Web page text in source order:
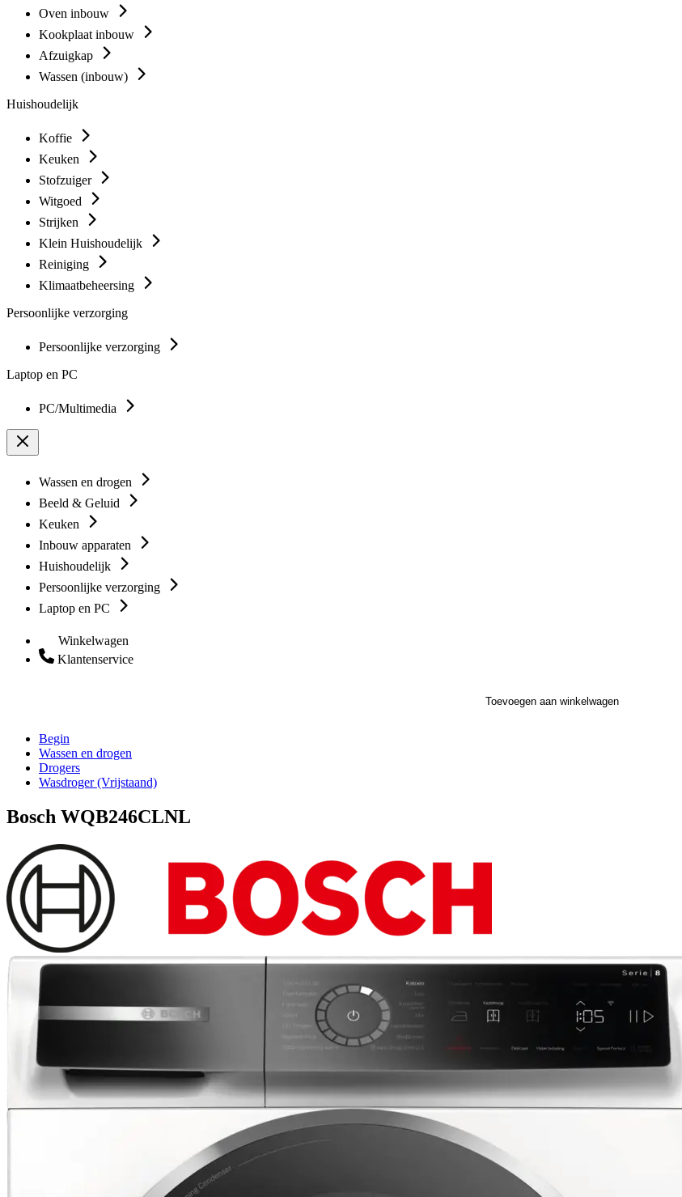
Oven inbouw
Kookplaat inbouw
Afzuigkap
Wassen (inbouw)
Huishoudelijk
Koffie
Keuken
Stofzuiger
Witgoed
Strijken
Klein Huishoudelijk
Reiniging
Klimaatbeheersing
Persoonlijke verzorging
Persoonlijke verzorging
Laptop en PC
PC/Multimedia
Wassen en drogen
Beeld & Geluid
Keuken
Inbouw apparaten
Huishoudelijk
Persoonlijke verzorging
Laptop en PC
Winkelwagen
Klantenservice
Toevoegen aan winkelwagen
Begin
Wassen en drogen
Drogers
Wasdroger (Vrijstaand)
Bosch WQB246CLNL